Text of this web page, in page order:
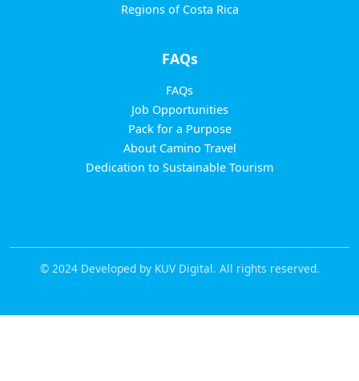
Regions of Costa Rica
FAQs
FAQs
Job Opportunities
Pack for a Purpose
About Camino Travel
Dedication to Sustainable Tourism
© 2024 Developed by KUV Digital. All rights reserved.